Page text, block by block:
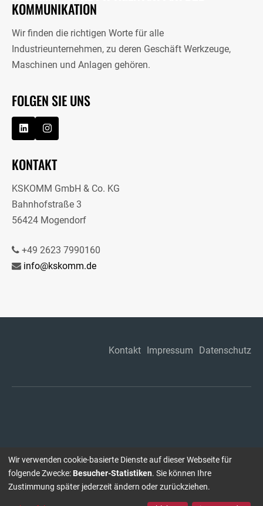
KOMMUNIKATION
Wir finden die richtigen Worte für alle
Industrieunternehmen, zu deren Geschäft Werkzeuge,
Maschinen und Anlagen gehören.
FOLGEN SIE UNS
KONTAKT
KSKOMM GmbH & Co. KG
Bahnhofstraße 3
56424 Mogendorf
+49 2623 7990160
info@kskomm.de
Kontakt Impressum Datenschutz
Wir verwenden cookie-basierte Dienste auf dieser Webseite für
folgende Zwecke: Besucher-Statistiken. Sie können Ihre
Zustimmung später jederzeit ändern oder zurückziehen.